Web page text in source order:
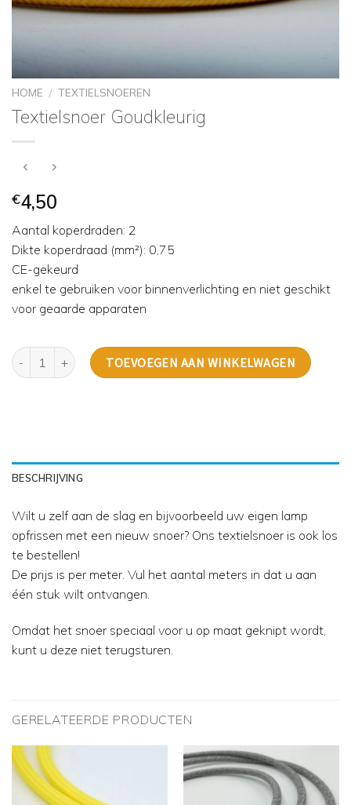
HOME / TEXTIELSNOEREN
Textielsnoer Goudkleurig
€4,50
Aantal koperdraden: 2
Dikte koperdraad (mm²): 0,75
CE-gekeurd
enkel te gebruiken voor binnenverlichting en niet geschikt
voor geaarde apparaten
Textielsnoer Goudkleurig aantalTOEVOEGEN AAN WINKELWAGEN
BESCHRIJVING
Wilt u zelf aan de slag en bijvoorbeeld uw eigen lamp
opfrissen met een nieuw snoer? Ons textielsnoer is ook los
te bestellen!
De prijs is per meter. Vul het aantal meters in dat u aan
één stuk wilt ontvangen.
Omdat het snoer speciaal voor u op maat geknipt wordt,
kunt u deze niet terugsturen.
GERELATEERDE PRODUCTEN